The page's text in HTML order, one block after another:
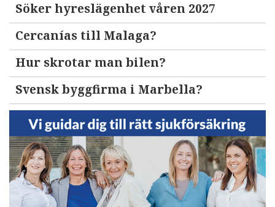
Söker hyreslägenhet våren 2027
Cercanías till Malaga?
Hur skrotar man bilen?
Svensk byggfirma i Marbella?